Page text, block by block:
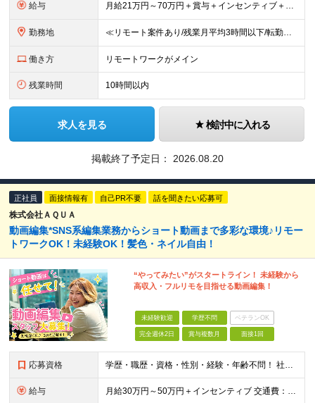
給与 月給21万円～70万円＋賞与＋インセンティブ＋各種手当 ◎インセンティブ 5万～90万円等の支給実績あり！ 貴方の頑張りをしっかり評価します。 【各種手当】 ■賞与年1回 ■昇給年1回（初年度は2
勤務地 ≪リモート案件あり/残業月平均3時間以下/転勤なし/駅から徒歩4分≫ 東京本社、または関東・関西のプロジェクト先 【本社】 東京都豊島区東池袋一丁目17番11号 パークハイツ池袋1105号 【大阪
働き方 リモートワークがメイン
残業時間 10時間以内
求人を見る 検討中に入れる
掲載終了予定日： 2026.08.20
正社員 面接情報有 自己PR不要 話を聞きたい応募可
株式会社ＡＱＵＡ
動画編集*SNS系編集業務からショート動画まで多彩な環境♪リモー
トワークOK！未経験OK！髪色・ネイル自由！
“やってみたい”がスタートライン！ 未経験から
高収入・フルリモを目指せる動画編集！
未経験歓迎 学歴不問 ベテランOK
完全週休2日 賞与複数月 面接1回
応募資格 学歴・職歴・資格・性別・経験・年齢不問！ 社会人経験ゼロ、昼職経験ゼロでもご安心ください♪ 〈年功序列の完全撤廃〉 学歴、職歴、資格、経験など関係なく 頑張った分だけ正当に評価される。 だから昇格
給与 月給30万円～50万円＋インセンティブ 交通費：全額支給 ※試用期間3ヶ月間は契約社員で月給25万円 ※研修先は、面談時にご相談させていただきます ☆昇給・昇格有 ☆インセンティブ有